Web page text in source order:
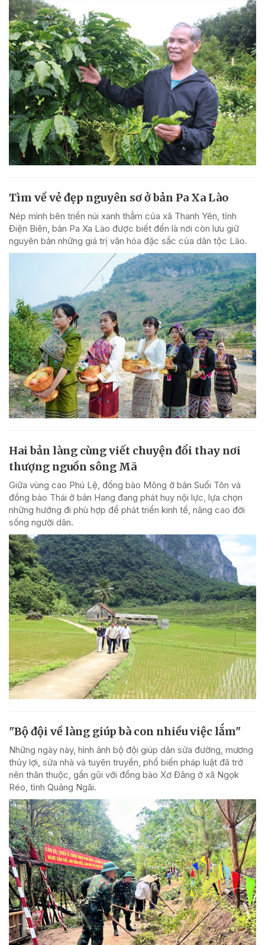
Tìm về vẻ đẹp nguyên sơ ở bản Pa Xa Lào
Nép mình bên triền núi xanh thẳm của xã Thanh Yên, tỉnh
Điện Biên, bản Pa Xa Lào được biết đến là nơi còn lưu giữ
nguyên bản những giá trị văn hóa đặc sắc của dân tộc Lào.
Hai bản làng cùng viết chuyện đổi thay nơi
thượng nguồn sông Mã
Giữa vùng cao Phú Lệ, đồng bào Mông ở bản Suối Tôn và
đồng bào Thái ở bản Hang đang phát huy nội lực, lựa chọn
những hướng đi phù hợp để phát triển kinh tế, nâng cao đời
sống người dân.
"Bộ đội về làng giúp bà con nhiều việc lắm"
Những ngày này, hình ảnh bộ đội giúp dân sửa đường, mương
thủy lợi, sửa nhà và tuyên truyền, phổ biến pháp luật đã trở
nên thân thuộc, gần gũi với đồng bào Xơ Đăng ở xã Ngọk
Réo, tỉnh Quảng Ngãi.